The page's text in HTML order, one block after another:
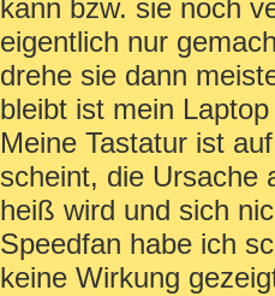
kann bzw. sie noch
eigentlich nur
drehe sie dann
bleibt ist mein
Meine Tastatur ist
scheint, die Ursache
heiß wird und sich
Speedfan habe ich
keine Wirkung